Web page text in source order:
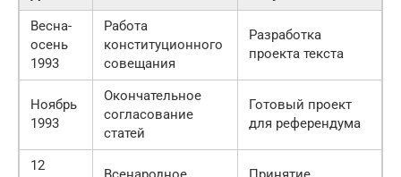
Весна-
осень
1993
Работа
конституционного
совещания
Разработка
проекта текста
Ноябрь
1993
Окончательное
согласование
статей
Готовый проект
для референдума
12